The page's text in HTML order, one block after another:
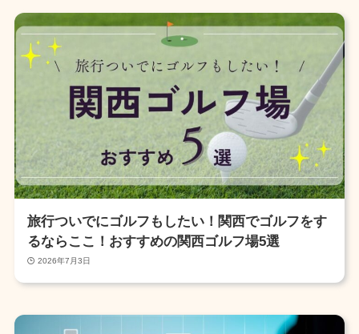
旅行ついでにゴルフもしたい！関西でゴルフをす
るならここ！おすすめの関西ゴルフ場5選
2026年7月3日